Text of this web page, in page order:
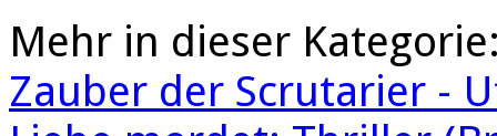
Mehr in dieser
Zauber der Scrutarier -